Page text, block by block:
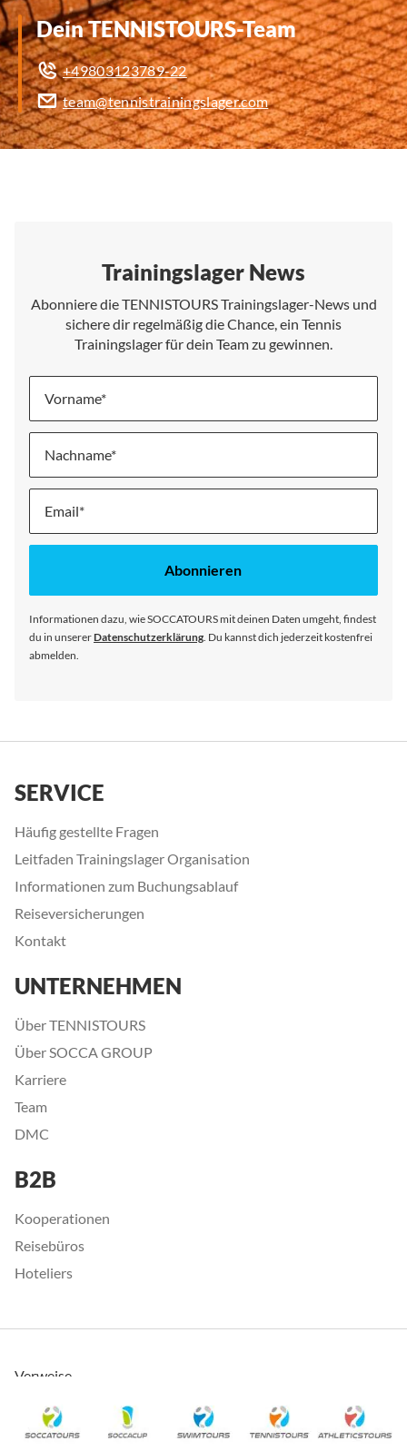
Dein TENNISTOURS-Team
+49803123789-22
team@tennistrainingslager.com
Trainingslager News
Abonniere die TENNISTOURS Trainingslager-News und
sichere dir regelmäßig die Chance, ein Tennis
Trainingslager für dein Team zu gewinnen.
Vorname
Nachname
Melde
für
Abonnieren
Informationen dazu, wie SOCCATOURS mit deinen Daten umgeht, findest
du in unsererDatenschutzerklärung . Du kannst dich jederzeit kostenfrei
abmelden.
SERVICE
Häufig gestellte Fragen
Leitfaden Trainingslager Organisation
Informationen zum Buchungsablauf
Reiseversicherungen
Kontakt
UNTERNEHMEN
Über TENNISTOURS
Über SOCCA GROUP
Karriere
Team
DMC
B2B
Kooperationen
Reisebüros
Hoteliers
Verweise